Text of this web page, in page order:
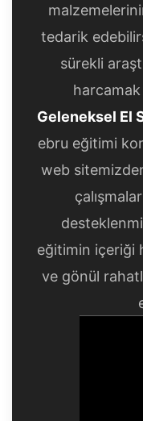
tedarik
sürekli
harcamak
Geleneksel El
ebru eğitimi
web
eğitimin içeriği
ve gönül